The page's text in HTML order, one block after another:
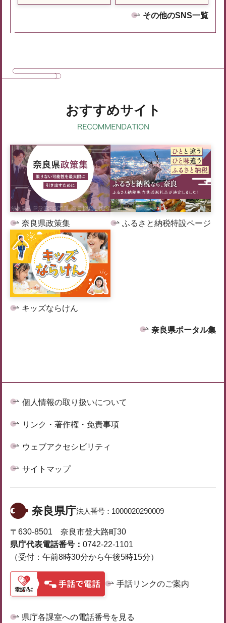
その他のSNS一覧
おすすめサイト
奈良県政策集 ふるさと納税特設ページ
キッズならけん
奈良県ポータル集
個人情報の取り扱いについて
リンク・著作権・免責事項
ウェブアクセシビリティ
サイトマップ
奈良県庁法人番号： 1000020290009
〒630-8501 奈良市登大路町30
県庁代表電話番号： 0742-22-1101
（受付：午前8時30分から午後5時15分）
手話リンクのご案内
県庁各課室への電話番号を見る